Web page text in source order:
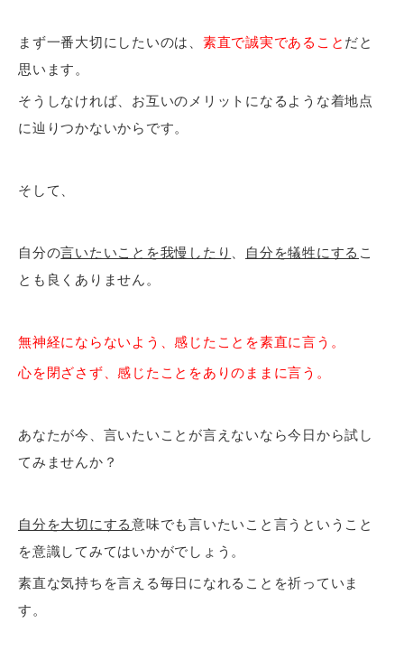
まず一番大切にしたいのは、 素直で誠実であること だと
思います。
そうしなければ、お互いのメリットになるような着地点
に辿りつかないからです。
そして、
自分の言いたいことを我慢したり 自分を犠牲にする こ
とも良くありません。
無神経にならないよう、感じたことを素直に言う。
心を閉ざさず、感じたことをありのままに言う。
あなたが今、言いたいことが言えないなら今日から試し
てみませんか？
自分を大切にする意味でも言いたいこと言うということ
を意識してみてはいかがでしょう。
素直な気持ちを言える毎日になれることを祈っていま
す。